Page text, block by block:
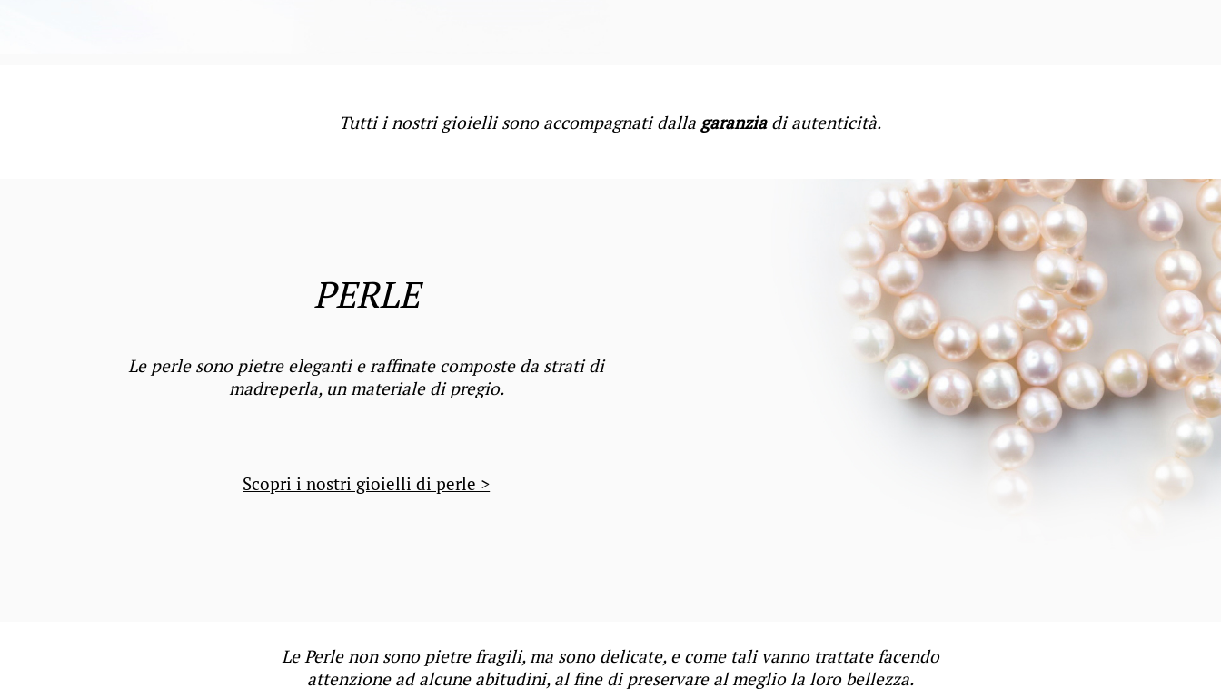
Tutti i nostri gioielli sono accompagnati dalla garanziadi autenticità.
PERLE
Le perle sono pietre eleganti e raffinate composte da strati di
madreperla, un materiale di pregio.
Scopri i nostri gioielli di perle >
Le Perle non sono pietre fragili, ma sono delicate, e come tali vanno trattate facendo
attenzione ad alcune abitudini, al fine di preservare al meglio la loro bellezza.